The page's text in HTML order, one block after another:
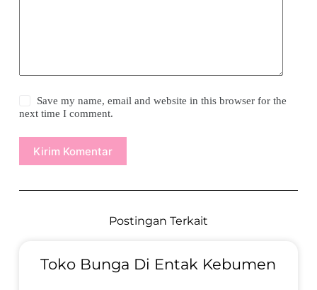
Save my name, email and website in this browser for the
next time I comment.
Kirim Komentar
Postingan Terkait
Toko Bunga Di Entak Kebumen